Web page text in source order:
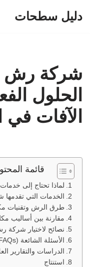
دليل سطحات
شركة رش
الحلول
الآفات في
قائمة
لماذا تحتاج إلى
الخدمات التي
طرق الرش وتقنيات
مقارنة بين أساليب
نصائح لاختيار شركة
الأسئلة الشائعة (FAQs)
الدراسات والتقارير
استنتاج